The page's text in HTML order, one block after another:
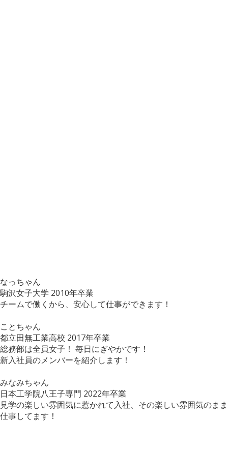
なっちゃん
駒沢女子大学 2010年卒業
チームで働くから、安心して仕事ができます！
ことちゃん
都立田無工業高校 2017年卒業
総務部は全員女子！ 毎日にぎやかです！
新入社員のメンバーを紹介します！
みなみちゃん
日本工学院八王子専門 2022年卒業
見学の楽しい雰囲気に惹かれて入社、その楽しい雰囲気のまま
仕事してます！